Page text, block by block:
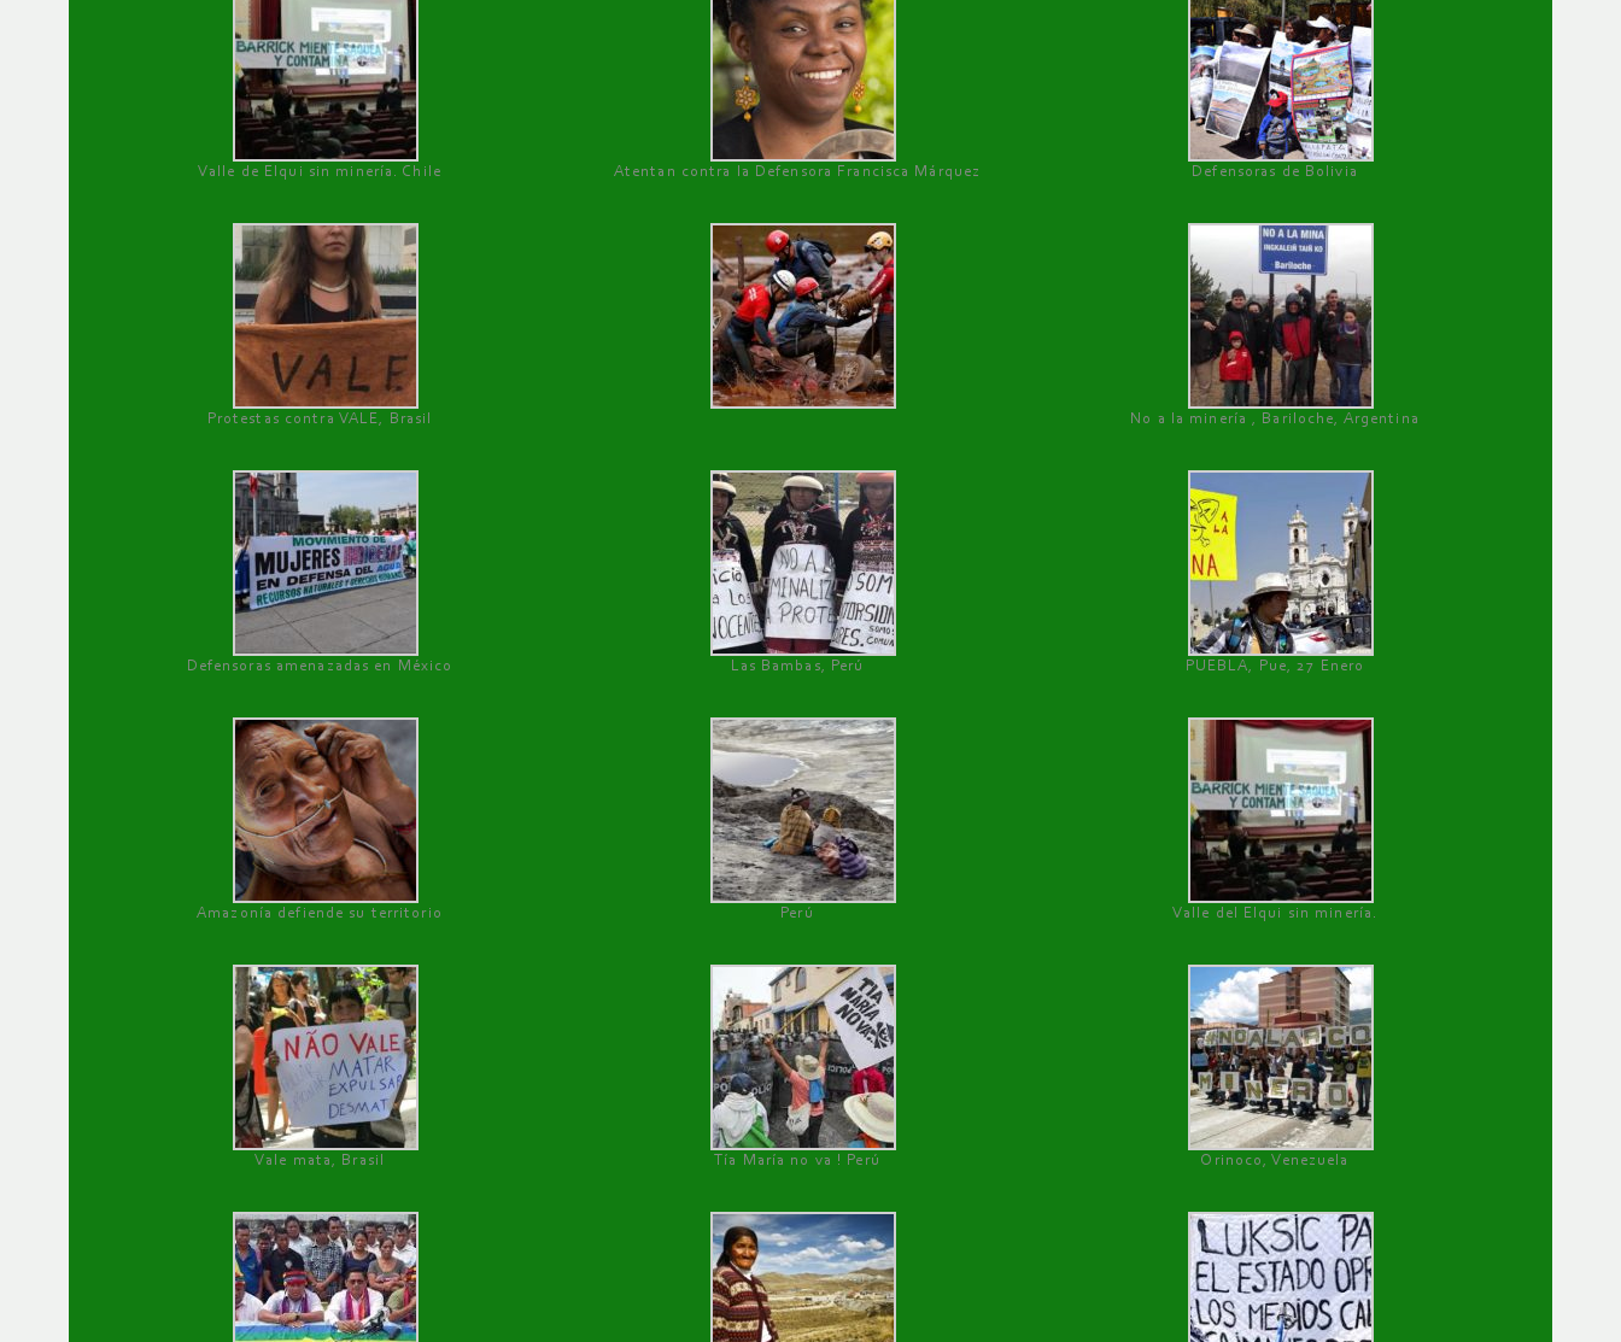
Valle de Elqui sin minería. Chile Atentan contra la Defensora Francisca Márquez Defensoras de Bolivia
Protestas contra VALE, Brasil No a la minería , Bariloche, Argentina
Defensoras amenazadas en México Las Bambas, Perú PUEBLA, Pue, 27 Enero
Amazonía defiende su territorio Perú Valle del Elqui sin minería.
Vale mata, Brasil Tía María no va ! Perú Orinoco, Venezuela